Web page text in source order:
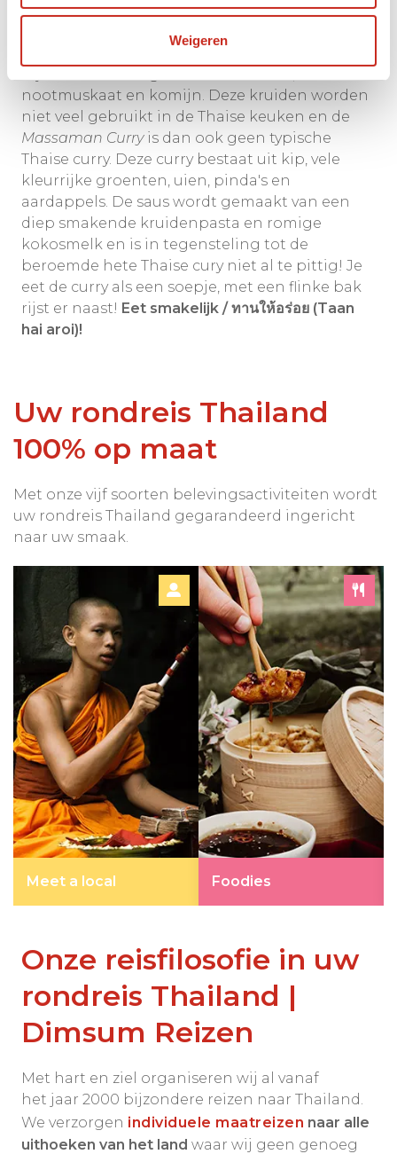
Weigeren
officieel uit het zuiden van Thailand, waar het
is. Het kent dan ook Arabische invloeden, door
nootmuskaat en komijn. Deze kruiden worden
niet veel gebruikt in de Thaise keuken en de
Massaman Curry is dan ook geen typische
Thaise curry. Deze curry bestaat uit kip, vele
kleurrijke groenten, uien, pinda's en
aardappels. De saus wordt gemaakt van een
diep smakende kruidenpasta en romige
kokosmelk en is in tegensteling tot de
beroemde hete Thaise cury niet al te pittig! Je
eet de curry als een soepje, met een flinke bak
rijst er naast! Eet smakelijk / ทานให้อร่อย (Taan
hai aroi)!
Uw rondreis Thailand
100% op maat
Met onze vijf soorten belevingsactiviteiten wordt
uw rondreis Thailand gegarandeerd ingericht
naar uw smaak.
Meet a local Foodies
Onze reisfilosofie in uw
rondreis Thailand |
Dimsum Reizen
Met hart en ziel organiseren wij al vanaf
het jaar 2000 bijzondere reizen naar Thailand.
We verzorgen individuele maatreizen naar alle
uithoeken van het land waar wij geen genoeg